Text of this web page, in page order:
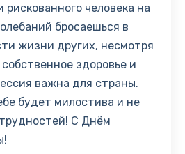
рискованного человека на
бросаешься в
жизни других, несмотря
здоровье и
важна для страны.
будет милостива и не
С Днём